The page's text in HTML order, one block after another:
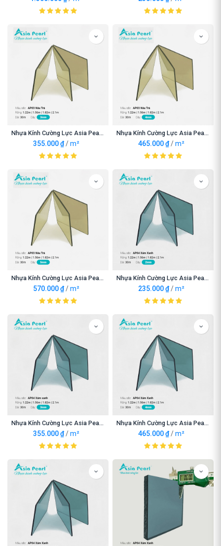
Nhựa Kính Cường Lực Asia Pearl AP03 Nâu Trà 3mnm
355.000₫ /m²
Nhựa Kính Cường Lực Asia Pearl AP03 Nâu Trà 4mnm
465.000₫ /m²
Nhựa Kính Cường Lực Asia Pearl AP03 Nâu Trà 5mnm
570.000₫ /m²
Nhựa Kính Cường Lực Asia Pearl AP04 Xám Xanh 2mm
235.000₫ /m²
Nhựa Kính Cường Lực Asia Pearl AP04 Xám Xanh 3mm
355.000₫ /m²
Nhựa Kính Cường Lực Asia Pearl AP04 Xám Xanh 4mm
465.000₫ /m²